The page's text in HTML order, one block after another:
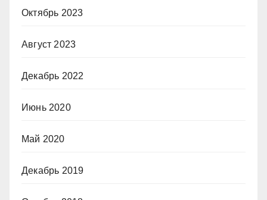
Октябрь 2023
Август 2023
Декабрь 2022
Июнь 2020
Май 2020
Декабрь 2019